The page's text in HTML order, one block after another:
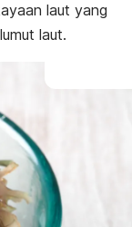
laut yang
laut.